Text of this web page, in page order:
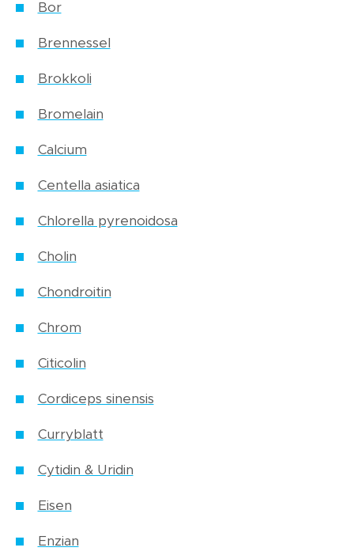
Bor
Brennessel
Brokkoli
Bromelain
Calcium
Centella asiatica
Chlorella pyrenoidosa
Cholin
Chondroitin
Chrom
Citicolin
Cordiceps sinensis
Curryblatt
Cytidin & Uridin
Eisen
Enzian